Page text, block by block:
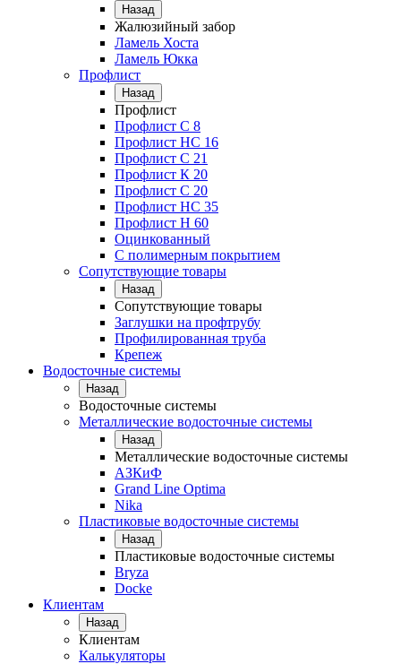
Назад
Жалюзийный забор
Ламель Хоста
Ламель Юкка
Профлист
Назад
Профлист
Профлист С 8
Профлист НС 16
Профлист C 21
Профлист К 20
Профлист С 20
Профлист НС 35
Профлист Н 60
Оцинкованный
С полимерным покрытием
Сопутствующие товары
Назад
Сопутствующие товары
Заглушки на профтрубу
Профилированная труба
Крепеж
Водосточные системы
Назад
Водосточные системы
Металлические водосточные системы
Назад
Металлические водосточные системы
АЗКиФ
Grand Line Optima
Nika
Пластиковые водосточные системы
Назад
Пластиковые водосточные системы
Bryza
Docke
Клиентам
Назад
Клиентам
Калькуляторы